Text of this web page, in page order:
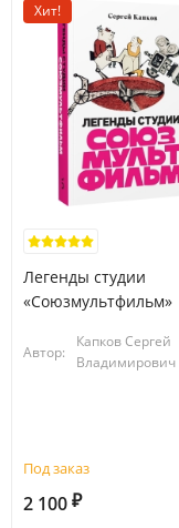
Хит!
Легенды студии
«Союзмультфильм»
Автор:
Капков Сергей
Владимирович
Под заказ
2 100 ₽